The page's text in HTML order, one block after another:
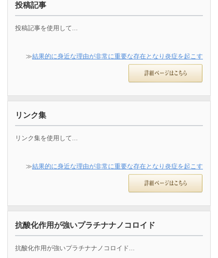
投稿記事
投稿記事を使用して...
≫結果的に身近な理由が非常に重要な存在となり炎症を起こす
リンク集
リンク集を使用して...
≫結果的に身近な理由が非常に重要な存在となり炎症を起こす
抗酸化作用が強いプラチナナノコロイド
抗酸化作用が強いプラチナナノコロイド...